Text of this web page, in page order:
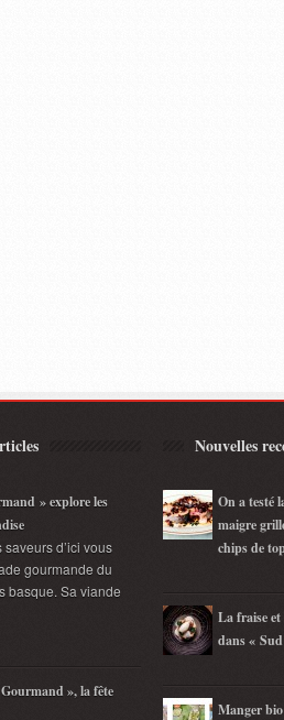
» explore les
d’ici vous
gourmande du
basque. Sa viande
», la fête
Nouvelles
On a testé
maigre
chips de
La fraise et
dans «
Manger bio